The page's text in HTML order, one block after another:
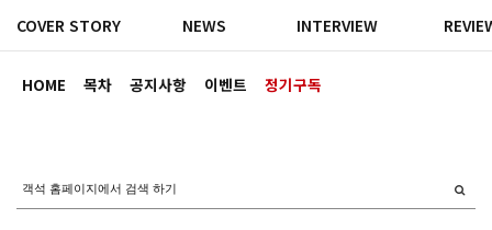
HOME 목차 공지사항 이벤트 정기구독
COVER STORY NEWS INTERVIEW